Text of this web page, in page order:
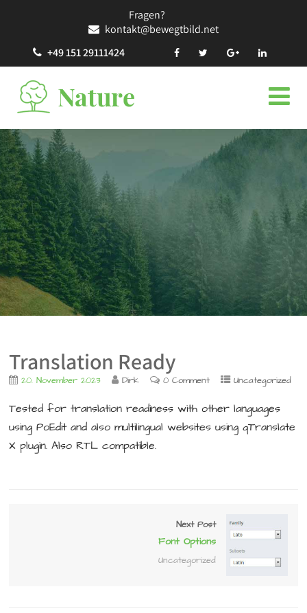
Fragen?
kontakt@bewegtbild.net
+49 151 29111424
Translation Ready
20. November 2023 Dirk 0 Comment Uncategorized
Tested for translation readiness with other languages
using PoEdit and also multilingual websites using qTranslate
X plugin. Also RTL compatible.
Next Post
Font Options
Uncategorized